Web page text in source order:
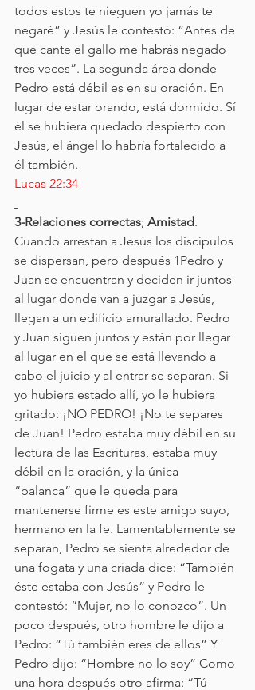
todos estos te nieguen yo jamás te
negaré” y Jesús le contestó: “Antes de
que cante el gallo me habrás negado
tres veces”. La segunda área donde
Pedro está débil es en su oración. En
lugar de estar orando, está dormido. Sí
él se hubiera quedado despierto con
Jesús, el ángel lo habría fortalecido a
él también.
Lucas 22:34
3-Relaciones correctas; Amistad.
Cuando arrestan a Jesús los discípulos
se dispersan, pero después 1Pedro y
Juan se encuentran y deciden ir juntos
al lugar donde van a juzgar a Jesús,
llegan a un edificio amurallado. Pedro
y Juan siguen juntos y están por llegar
al lugar en el que se está llevando a
cabo el juicio y al entrar se separan. Si
yo hubiera estado allí, yo le hubiera
gritado: ¡NO PEDRO! ¡No te separes
de Juan! Pedro estaba muy débil en su
lectura de las Escrituras, estaba muy
débil en la oración, y la única
“palanca” que le queda para
mantenerse firme es este amigo suyo,
hermano en la fe. Lamentablemente se
separan, Pedro se sienta alrededor de
una fogata y una criada dice: “También
éste estaba con Jesús” y Pedro le
contestó: “Mujer, no lo conozco”. Un
poco después, otro hombre le dijo a
Pedro: “Tú también eres de ellos” Y
Pedro dijo: “Hombre no lo soy” Como
una hora después otro afirma: “Tú